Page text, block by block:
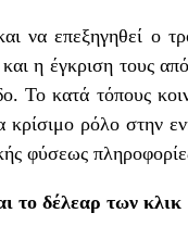
να επεξηγηθεί ο
η έγκριση τους
Το κατά τόπους
κρίσιμο ρόλο στην
φύσεως
το δέλεαρ των κλικ